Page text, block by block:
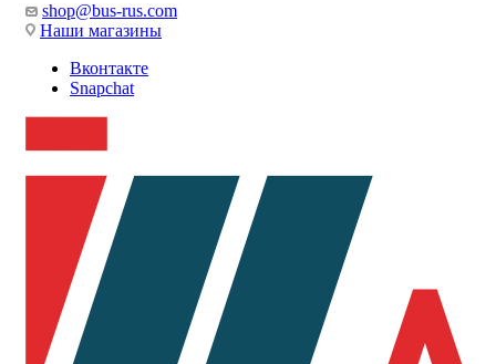
shop@bus-rus.com
Наши магазины
Вконтакте
Snapchat